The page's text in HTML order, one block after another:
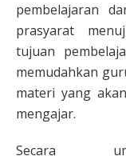
pembelajaran
prasyarat
tujuan
memudahkan
materi yang
mengajar.
Secara